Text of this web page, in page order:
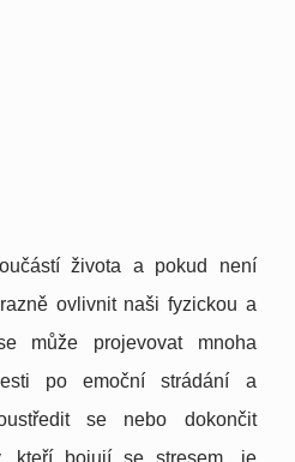
života a pokud není
ovlivnit naši fyzickou a
může projevovat mnoha
po emoční strádání a
se nebo dokončit
kteří bojují se stresem, je